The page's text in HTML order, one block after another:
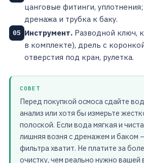
цанговые фитинги,
дренажа и трубка к баку.
05 Инструмент. Разводной ключ,
в комплекте), дрель с
отверстия под кран, рулетка.
СОВЕТ
Перед покупкой осмоса сдайте
анализ или хотя бы измерьте
полоской. Если вода мягкая и
лишняя возня с дренажем и баком
фильтра хватит. Не платите за
очистку, чем реально нужно вашей